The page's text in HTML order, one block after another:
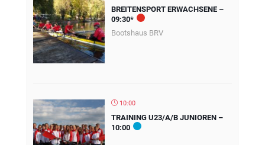
BREITENSPORT ERWACHSENE –
09:30*
Bootshaus BRV
10:00
TRAINING U23/A/B JUNIOREN –
10:00